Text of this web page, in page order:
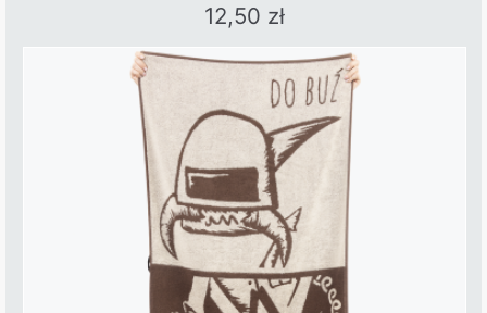
12,50 zł
This
product
multiple
variants.
The
options
may
chosen
on